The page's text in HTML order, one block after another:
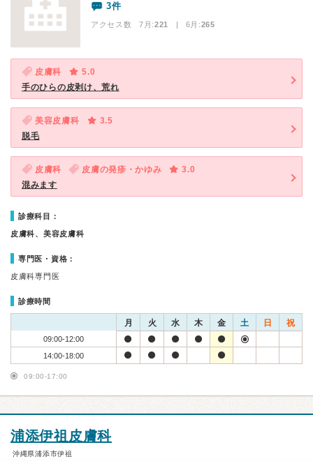
3件
アクセス数 7月:221 | 6月:265
皮膚科
5.0
手のひらの皮剥け、荒れ
美容皮膚科
3.5
脱毛
皮膚科 皮膚の発疹・かゆみ
3.0
混みます
診療科目：
皮膚科、美容皮膚科
専門医・資格：
皮膚科専門医
診療時間
月 火 水 木 金 土 日 祝
09:00-12:00
14:00-18:00
09:00-17:00
浦添伊祖皮膚科
沖縄県浦添市伊祖